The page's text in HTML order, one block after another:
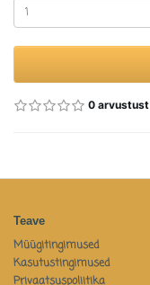
0 arvustust
Teave
Müügitingimused
Kasutustingimused
Privaatsuspoliitika